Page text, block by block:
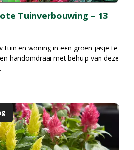
Tuinverbouwing – 13
tuin en woning in een groen jasje te
handomdraai met behulp van deze